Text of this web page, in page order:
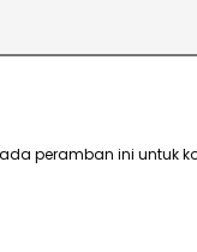
peramban ini untuk